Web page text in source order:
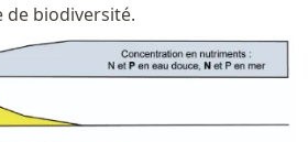
de biodiversité.